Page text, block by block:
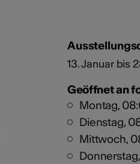
13. Januar bis
Geöffnet an
Montag,
Dienstag,
Mittwoch,